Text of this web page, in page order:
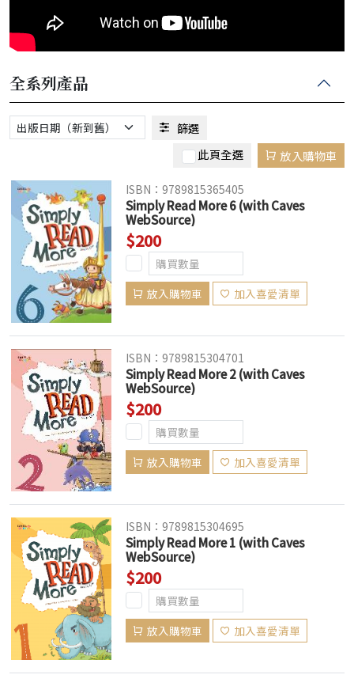
全系列產品
篩選
此頁全選
放入購物車
ISBN：9789815365405
Simply Read More 6 (with Caves
WebSource)
$200
放入購物車 加入喜愛清單
ISBN：9789815304701
Simply Read More 2 (with Caves
WebSource)
$200
放入購物車 加入喜愛清單
ISBN：9789815304695
Simply Read More 1 (with Caves
WebSource)
$200
放入購物車 加入喜愛清單